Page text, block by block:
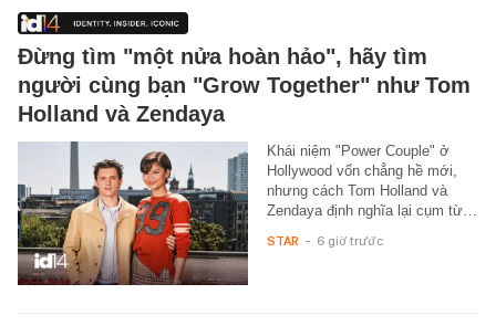
Đừng tìm "một nửa hoàn hảo", hãy tìm
người cùng bạn "Grow Together" như Tom
Holland và Zendaya
Khái niệm "Power Couple" ở
Hollywood vốn chẳng hề mới,
nhưng cách Tom Holland và
Zendaya định nghĩa lại cụm từ…
STAR - 6 giờ trước